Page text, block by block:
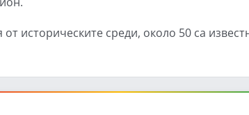
историческите среди, около 50 са